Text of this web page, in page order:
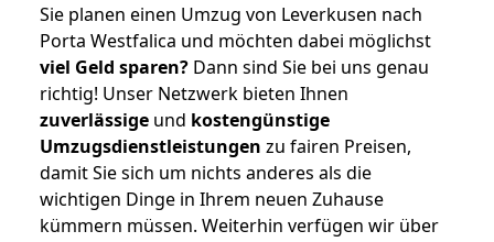
Sie planen einen Umzug von Leverkusen nach
Porta Westfalica und möchten dabei möglichst
viel Geld sparen? Dann sind Sie bei uns genau
richtig! Unser Netzwerk bieten Ihnen
zuverlässige und kostengünstige
Umzugsdienstleistungen zu fairen Preisen,
damit Sie sich um nichts anderes als die
wichtigen Dinge in Ihrem neuen Zuhause
kümmern müssen. Weiterhin verfügen wir über